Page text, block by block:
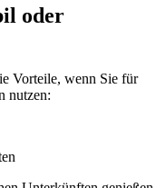
oder
Vorteile, wenn Sie für
nutzen: